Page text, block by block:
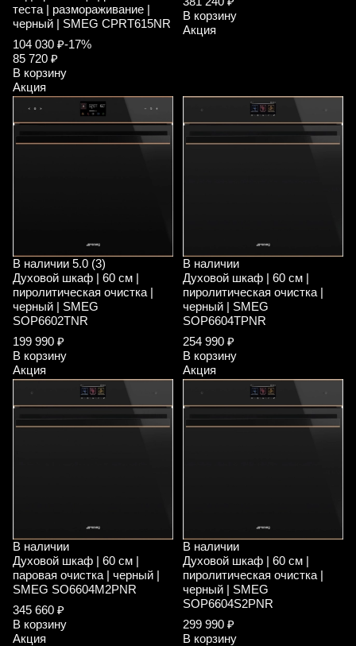
теста | размораживание |
черный | SMEG CPRT615NR
104 030 ₽-17%
85 720 ₽
В корзину
Акция
В корзину
Акция
В наличии 5.0 (3)
Духовой шкаф | 60 см |
пиролитическая очистка |
черный | SMEG
SOP6602TNR
199 990 ₽
В корзину
Акция
В наличии
Духовой шкаф | 60 см |
пиролитическая очистка |
черный | SMEG
SOP6604TPNR
254 990 ₽
В корзину
Акция
В наличии
Духовой шкаф | 60 см |
паровая очистка | черный |
SMEG SO6604M2PNR
345 660 ₽
В корзину
Акция
В наличии
Духовой шкаф | 60 см |
пиролитическая очистка |
черный | SMEG
SOP6604S2PNR
299 990 ₽
В корзину